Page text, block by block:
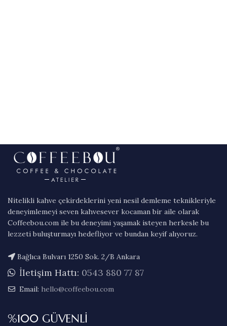
Nitelikli kahve çekirdeklerini yeni nesil demleme teknikleriyle
deneyimlemeyi seven kahvesever kocaman bir aile olarak
Coffeebou.com ile bu deneyimi yaşamak isteyen herkesle bu
lezzeti buluşturmayı hedefliyor ve bundan keyif alıyoruz.
Bağlıca Bulvarı 1250 Sok. 2/B Ankara
İletişim Hattı: 0543 880 77 87
Email: hello@coffeebou.com
%100 GÜVENLİ